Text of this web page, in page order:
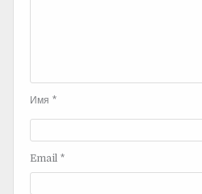
Имя *
Email *